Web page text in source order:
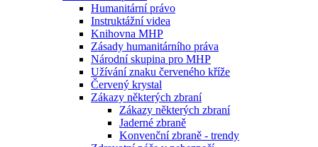
Humanitární právo
Instruktážní videa
Knihovna MHP
Zásady humanitárního práva
Národní skupina pro MHP
Užívání znaku červeného kříže
Červený krystal
Zákazy některých zbraní
Zákazy některých zbraní
Jaderné zbraně
Konvenční zbraně - trendy